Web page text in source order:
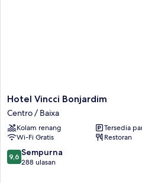
Hotel
Vincci
Bonjardim
Centro
/
Baixa
Hotel Vincci Bonjardim
Centro / Baixa
Kolam renang
Tersedia
Wi-Fi Gratis
Restoran
9.6
dari
9,6 Sempurna
288 ulasan